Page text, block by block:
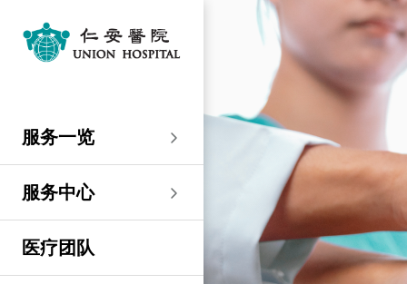
服务一览
服务一览
急症及门诊
专科服务
专科服务
妇产科／生殖医学
妇产科／生殖医学
妇产科
生殖医学科
外科
外科
乳房健康
泌尿外科
心胸肺外科
骨科
内科
肠胃肝脏科
呼吸系统科
内分泌及糖尿科
儿科
小儿外科及小儿泌尿科
过敏专科服务
其他医疗服务
其他医疗服务
健康检查
疫苗注射
物理治疗
服务中心
服务中心
大围仁安医院
仁安微创中心
儿科/婴儿健康中心
乳房保健及治疗中心
尖沙咀 H Zentre
尖沙咀 H Zentre
仁安肿瘤中心
仁安医疗造影体检中
心
尖沙咀美丽华广场
尖沙咀美丽华广场
仁安植发中心
仁安医院分科诊所 (尖
沙咀)
仁安医院分科诊所 (尖
分科诊所
分科诊所
沙咀)
仁安医院分科诊所 (将
军澳)
仁安医院分科诊所
医疗团队
病人与访客
入院准备
留院指南
部门服务时间
恶劣天气安排
病人权益
病人权益
病人与家庭委员会
意见回馈
健康资讯
健康资讯
小册子
服务收费及套餐
医疗券计划
医护专区
费用预算
费用预算
度的先导计划
住院及手术费用预计表
服务费用预算
休假通知只适用于V-
CODE医生
关于仁安
仁安概览
纪念日志
医学研究
认证及奖项
仁心仁术慈善计划
资讯中心
资讯中心
新闻稿
专栏文章
小册子
职位空缺
联络我们
位置及交通
意见回馈
其他查询